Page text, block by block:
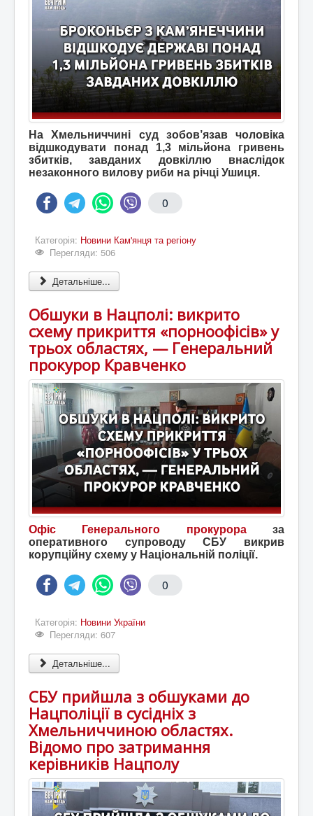
На Хмельниччині суд зобов’язав чоловіка
відшкодувати понад 1,3 мільйона гривень
збитків, завданих довкіллю внаслідок
незаконного вилову риби на річці Ушиця.
0
Категорія: Новини Кам'янця та регіону
Перегляди: 506
Детальніше...
Обшуки в Нацполі: викрито
схему прикриття «порноофісів» у
трьох областях, — Генеральний
прокурор Кравченко
Офіс Генерального прокурора за
оперативного супроводу СБУ викрив
корупційну схему у Національній поліції.
0
Категорія: Новини України
Перегляди: 607
Детальніше...
СБУ прийшла з обшуками до
Нацполіції в сусідніх з
Хмельниччиною областях.
Відомо про затримання
керівників Нацполу